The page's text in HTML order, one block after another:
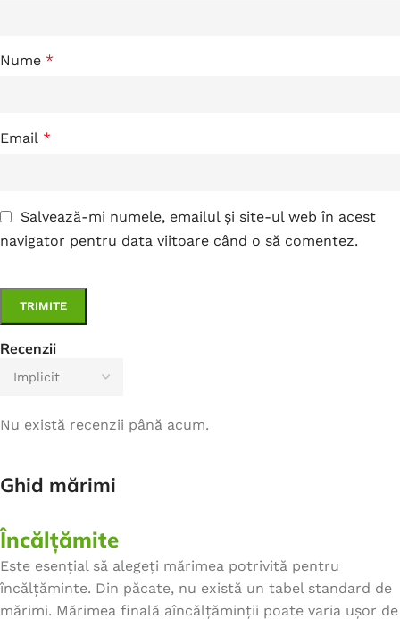
Recenzii
Nu există recenzii până acum.
Nume *
Email *
Salvează-mi numele, emailul și site-ul web în acest
navigator pentru data viitoare când o să comentez.
Ghid mărimi
Încălțămite
Este esențial să alegeți mărimea potrivită pentru
încălțăminte. Din păcate, nu există un tabel standard de
mărimi. Mărimea finală aîncălțăminții poate varia ușor de